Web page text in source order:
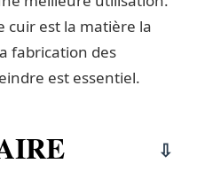
cuir est la matière la
fabrication des
est essentiel.